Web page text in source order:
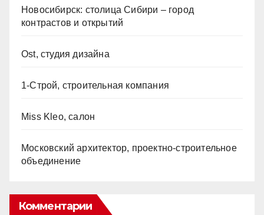
Новосибирск: столица Сибири – город
контрастов и открытий
Ost, студия дизайна
1-Строй, строительная компания
Miss Kleo, салон
Московский архитектор, проектно-строительное
объединение
Комментарии